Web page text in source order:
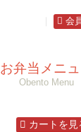
会
お弁当メニ
Obento Menu
カートを見